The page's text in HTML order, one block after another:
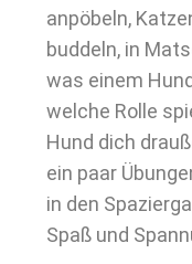
anpöbeln,
buddeln, in
was einem
welche Rolle
Hund dich
ein paar
in den
Spaß und